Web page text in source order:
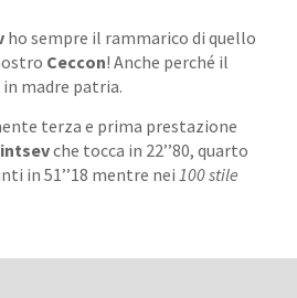
ho sempre il rammarico di quello
Ceccon! Anche perché il
madre patria.
terza e prima prestazione
che tocca in 22’’80, quarto
in 51’’18 mentre nei100 stile